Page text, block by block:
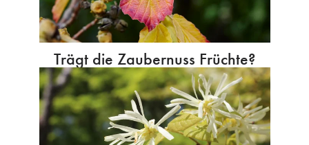
Trägt die Zaubernuss Früchte?